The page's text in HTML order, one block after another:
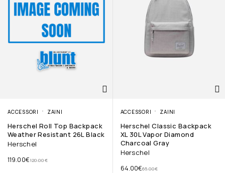
ACCESSORI ZAINI
Herschel Roll Top Backpack
Weather Resistant 26L Black
Herschel
120.00€
119.00€
ACCESSORI ZAINI
Herschel Classic Backpack
XL 30L Vapor Diamond
Charcoal Gray
Herschel
65.00€
64.00€